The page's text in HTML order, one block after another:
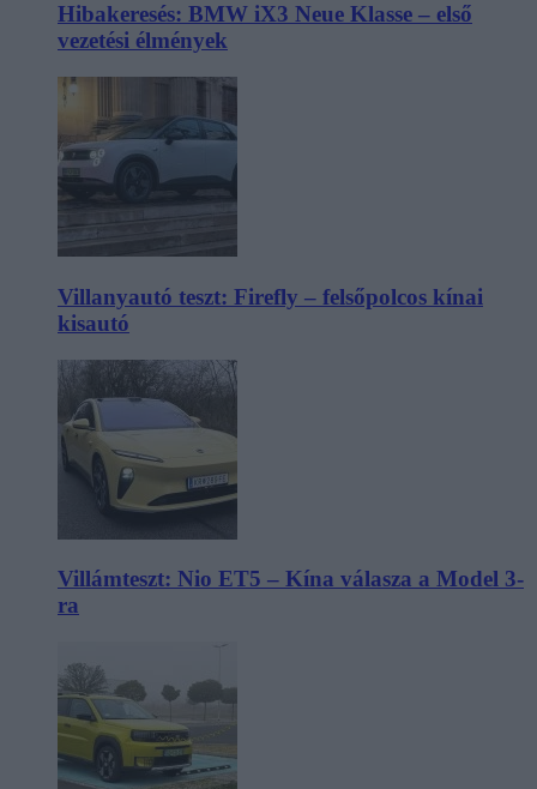
Hibakeresés: BMW iX3 Neue Klasse – első
vezetési élmények
Villanyautó teszt: Firefly – felsőpolcos kínai
kisautó
Villámteszt: Nio ET5 – Kína válasza a Model 3-
ra